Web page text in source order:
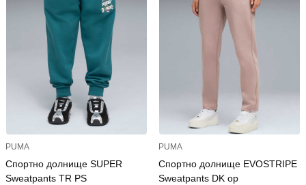
PUMA
Спортно долнище SUPER
Sweatpants TR PS
PUMA
Спортно долнище EVOSTRIPE
Sweatpants DK op